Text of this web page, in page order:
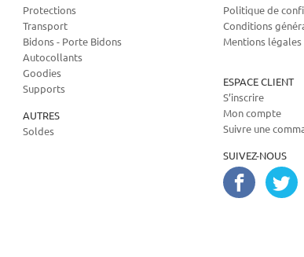
Protections
Transport
Bidons - Porte Bidons
Autocollants
Goodies
Supports
AUTRES
Soldes
Politique de
Conditions
Mentions légales
ESPACE CLIENT
S’inscrire
Mon compte
Suivre une
SUIVEZ-NOUS